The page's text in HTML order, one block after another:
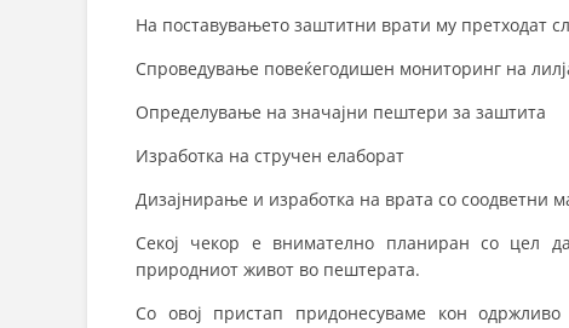
На поставувањето заштитни врати му претходат
Спроведување повеќегодишен мониторинг на
Определување на значајни пештери за заштита
Изработка на стручен елаборат
Дизајнирање и изработка на врата со соодветни
Секој чекор е внимателно планиран со цел
природниот живот во пештерата.
Со овој пристап придонесуваме кон